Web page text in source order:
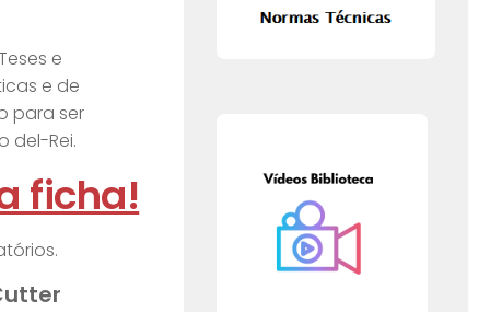
e
e de
para ser
del-Rei.
ficha!